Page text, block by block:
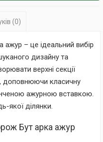
(0)
– це ідеальний вибір
дизайну та
верхні секції
доповнюючи класичну
ажурною вставкою.
якої ділянки.
Бут арка ажур